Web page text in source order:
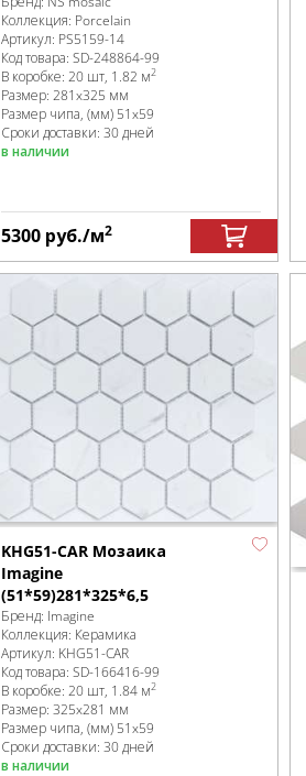
Коллекция: Porcelain
Артикул: PS5159-14
Код товара: SD-248864-99
В коробке: 20 шт, 1.82 м2
Размер: 281x325 мм
Размер чипа, (мм) 51x59
Сроки доставки: 30 дней
в наличии
5300 руб./м2
KHG51-CAR Мозаика
Imagine
(51*59)281*325*6,5
Бренд: Imagine
Коллекция: Керамика
Артикул: KHG51-CAR
Код товара: SD-166416-99
В коробке: 20 шт, 1.84 м2
Размер: 325x281 мм
Размер чипа, (мм) 51x59
Сроки доставки: 30 дней
в наличии